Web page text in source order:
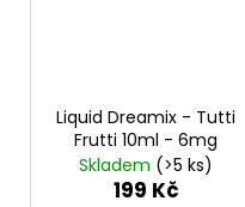
Liquid Dreamix - Tutti
Frutti 10ml - 6mg
Skladem (>5 ks)
199 Kč